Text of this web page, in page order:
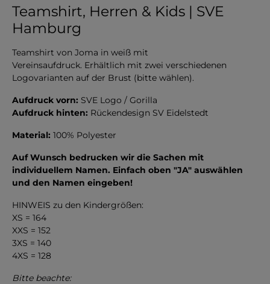
Teamshirt, Herren & Kids | SVE
Hamburg
Teamshirt von Joma in weiß mit
Vereinsaufdruck. Erhältlich mit zwei verschiedenen
Logovarianten auf der Brust (bitte wählen).
Aufdruck vorn: SVE Logo / Gorilla
Aufdruck hinten: Rückendesign SV Eidelstedt
Material: 100% Polyester
Auf Wunsch bedrucken wir die Sachen mit
individuellem Namen. Einfach oben "JA" auswählen
und den Namen eingeben!
HINWEIS zu den Kindergrößen:
XS = 164
XXS = 152
3XS = 140
4XS = 128
Bitte beachte: